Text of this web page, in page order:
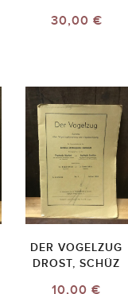
30,00 €
DER VOGELZUG
DROST, SCHÜZ
10,00 €